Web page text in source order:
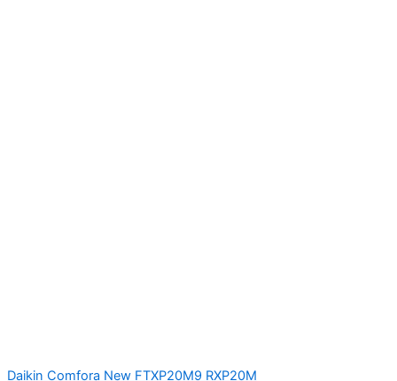
Daikin Comfora New FTXP20M9 RXP20M